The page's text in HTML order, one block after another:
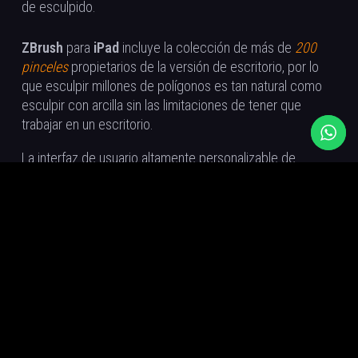
de esculpido.
ZBrush para iPad incluye la colección de más de 200
pincelespropietarios de la versión de escritorio, por lo
que esculpir millones de polígonos es tan natural como
esculpir con arcilla sin las limitaciones de tener que
trabajar en un escritorio.
La interfaz de usuario altamente personalizable de